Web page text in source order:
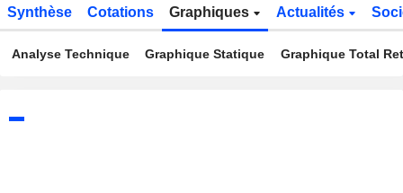
Synthèse Cotations Graphiques Actualités
Analyse Technique Graphique Statique Graphique Total